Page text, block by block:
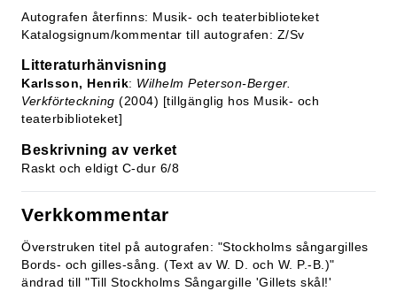
Autografen återfinns: Musik- och teaterbiblioteket
Katalogsignum/kommentar till autografen: Z/Sv
Litteraturhänvisning
Karlsson, Henrik: Wilhelm Peterson-Berger.
Verkförteckning (2004) [tillgänglig hos Musik- och
teaterbiblioteket]
Beskrivning av verket
Raskt och eldigt C-dur 6/8
Verkkommentar
Överstruken titel på autografen: "Stockholms sångargilles
Bords- och gilles-sång. (Text av W. D. och W. P.-B.)"
ändrad till "Till Stockholms Sångargille 'Gillets skål!'